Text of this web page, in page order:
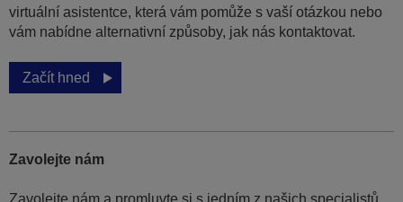
virtuální asistentce, která vám pomůže s vaší otázkou nebo
vám nabídne alternativní způsoby, jak nás kontaktovat.
Začít hned
Zavolejte nám